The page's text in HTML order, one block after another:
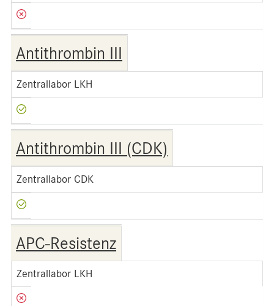
Antithrombin III
Zentrallabor LKH
Antithrombin III (CDK)
Zentrallabor CDK
APC-Resistenz
Zentrallabor LKH